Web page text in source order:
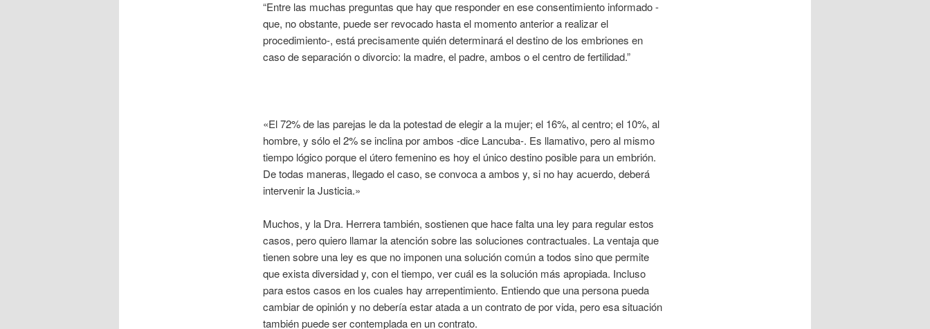
“Entre las muchas preguntas que hay que responder en ese consentimiento informado -
que, no obstante, puede ser revocado hasta el momento anterior a realizar el
procedimiento-, está precisamente quién determinará el destino de los embriones en
caso de separación o divorcio: la madre, el padre, ambos o el centro de fertilidad.”
«El 72% de las parejas le da la potestad de elegir a la mujer; el 16%, al centro; el 10%, al
hombre, y sólo el 2% se inclina por ambos -dice Lancuba-. Es llamativo, pero al mismo
tiempo lógico porque el útero femenino es hoy el único destino posible para un embrión.
De todas maneras, llegado el caso, se convoca a ambos y, si no hay acuerdo, deberá
intervenir la Justicia.»
Muchos, y la Dra. Herrera también, sostienen que hace falta una ley para regular estos
casos, pero quiero llamar la atención sobre las soluciones contractuales. La ventaja que
tienen sobre una ley es que no imponen una solución común a todos sino que permite
que exista diversidad y, con el tiempo, ver cuál es la solución más apropiada. Incluso
para estos casos en los cuales hay arrepentimiento. Entiendo que una persona pueda
cambiar de opinión y no debería estar atada a un contrato de por vida, pero esa situación
también puede ser contemplada en un contrato.